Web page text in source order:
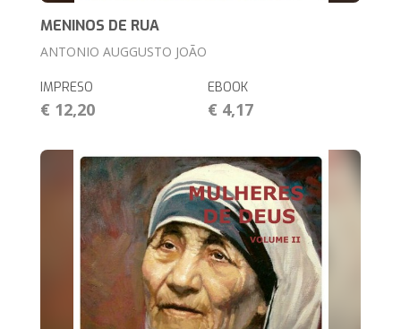
MENINOS DE RUA
ANTONIO AUGGUSTO JOÃO
IMPRESO
€ 12,20
EBOOK
€ 4,17